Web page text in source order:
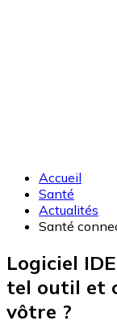
Accueil
Santé
Actualités
Santé
Logiciel
tel outil et
vôtre ?